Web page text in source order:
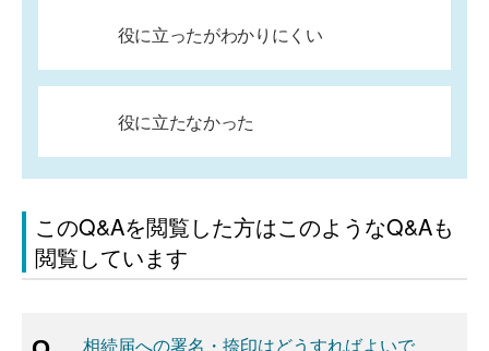
役に立ったがわかりにくい
役に立たなかった
このQ&Aを閲覧した方はこのようなQ&Aも
閲覧しています
相続届への署名・捺印はどうすればよいで